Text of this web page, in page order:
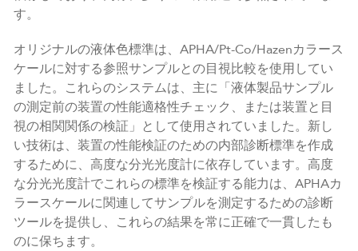
す。
オリジナルの液体色標準は、APHA/Pt-Co/Hazenカラース
ケールに対する参照サンプルとの目視比較を使用してい
ました。これらのシステムは、主に「液体製品サンプル
の測定前の装置の性能適格性チェック、または装置と目
視の相関関係の検証」として使用されていました。新し
い技術は、装置の性能検証のための内部診断標準を作成
するために、高度な分光光度計に依存しています。高度
な分光光度計でこれらの標準を検証する能力は、APHAカ
ラースケールに関連してサンプルを測定するための診断
ツールを提供し、これらの結果を常に正確で一貫したも
のに保ちます。